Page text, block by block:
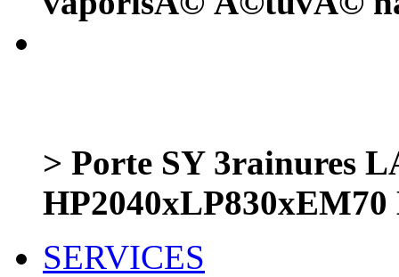
> Porte SY 3rainures
HP2040xLP830xEM70
SERVICES